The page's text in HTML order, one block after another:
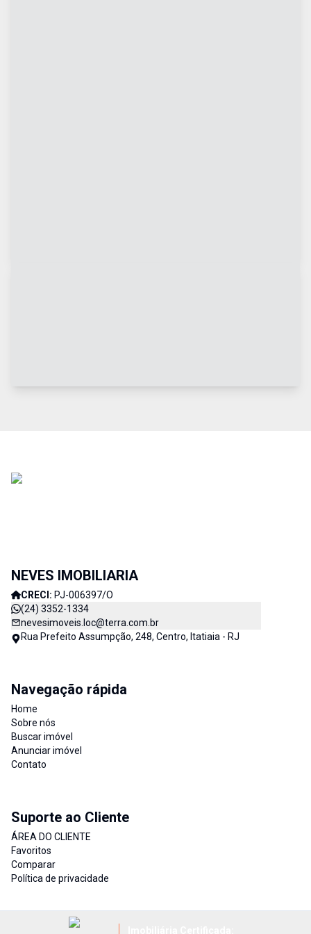
NEVES IMOBILIARIA
CRECI: PJ-006397/O
(24) 3352-1334
nevesimoveis.loc@terra.com.br
Rua Prefeito Assumpção, 248, Centro, Itatiaia - RJ
Navegação rápida
Home
Sobre nós
Buscar imóvel
Anunciar imóvel
Contato
Suporte ao Cliente
ÁREA DO CLIENTE
Favoritos
Comparar
Política de privacidade